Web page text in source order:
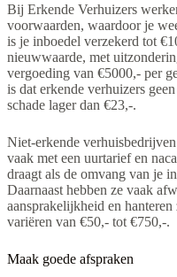
Bij Erkende Verhuizers
voorwaarden, waardoor je
is je inboedel verzekerd tot
nieuwwaarde, met
vergoeding van €5000,- per
is dat erkende verhuizers
schade lager dan €23,-.
Niet-erkende
vaak met een uurtarief en
draagt als de omvang van je
Daarnaast hebben ze vaak
aansprakelijkheid en
variëren van €50,- tot €750,-.
Maak goede afspraken